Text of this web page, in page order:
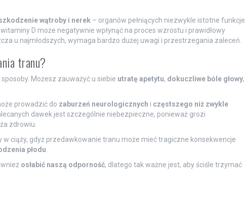
wątroby i nerek– organów pełniących niezwykle istotne funkcje
D może negatywnie wpłynąć na proces wzrostu i prawidłowy
u najmłodszych, wymaga bardzo dużej uwagi i przestrzegania zaleceń.
tranu?
Możesz zauważyć u siebie utratę apetytu, dokuczliwe bóle głowy,
prowadzić do zaburzeń neurologicznych i częstszego niż zwykle
dawek jest szczególnie niebezpieczne, ponieważ grozi
zdrowiu.
ciąży, gdyż przedawkowanie tranu może mieć tragiczne konsekwencje
płodu
osłabić naszą odporność, dlatego tak ważne jest, aby ściśle trzymać